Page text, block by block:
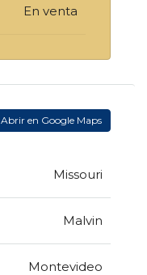
En venta
Abrir en Google Maps
Missouri
Malvin
Montevideo